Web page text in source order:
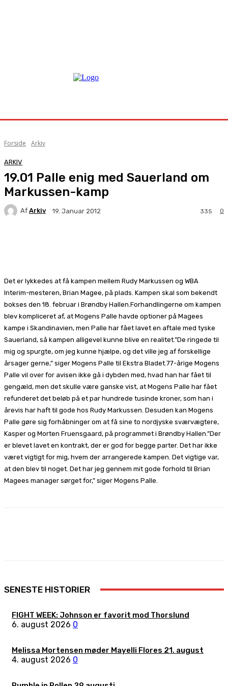
Forside Arkiv
ARKIV
19.01 Palle enig med Sauerland om
Markussen-kamp
Af Arkiv 19. Januar 2012 0
335
Det er lykkedes at få kampen mellem Rudy Markussen og WBA
Interim-mesteren, Brian Magee, på plads. Kampen skal som bekendt
bokses den 18. februar i Brøndby Hallen.Forhandlingerne om kampen
blev kompliceret af, at Mogens Palle havde optioner på Magees
kampe i Skandinavien, men Palle har fået lavet en aftale med tyske
Sauerland, så kampen alligevel kunne blive en realitet.”De ringede til
mig og spurgte, om jeg kunne hjælpe, og det ville jeg af forskellige
årsager gerne,” siger Mogens Palle til Ekstra Bladet.77-årige Mogens
Palle vil over for avisen ikke gå i dybden med, hvad han har fået til
gengæld, men det skulle være ganske vist, at Mogens Palle har fået
refunderet det beløb på et par hundrede tusinde kroner, som han i
årevis har haft til gode hos Rudy Markussen. Desuden kan Mogens
Palle gøre sig forhåbninger om at få sine to nordjyske sværvægtere,
Kasper og Morten Fruensgaard, på programmet i Brøndby Hallen.”Der
er blevet lavet en kontrakt, der er god for begge parter. Det har ikke
været vigtigt for mig, hvem der arrangerede kampen. Det vigtige var,
at den blev til noget. Det har jeg gennem mit gode forhold til Brian
Magees manager sørget for,” siger Mogens Palle.
SENESTE HISTORIER
FIGHT WEEK: Johnson er favorit mod Thorslund
6. august 2026 0
Melissa Mortensen møder Mayelli Flores 21. august
4. august 2026 0